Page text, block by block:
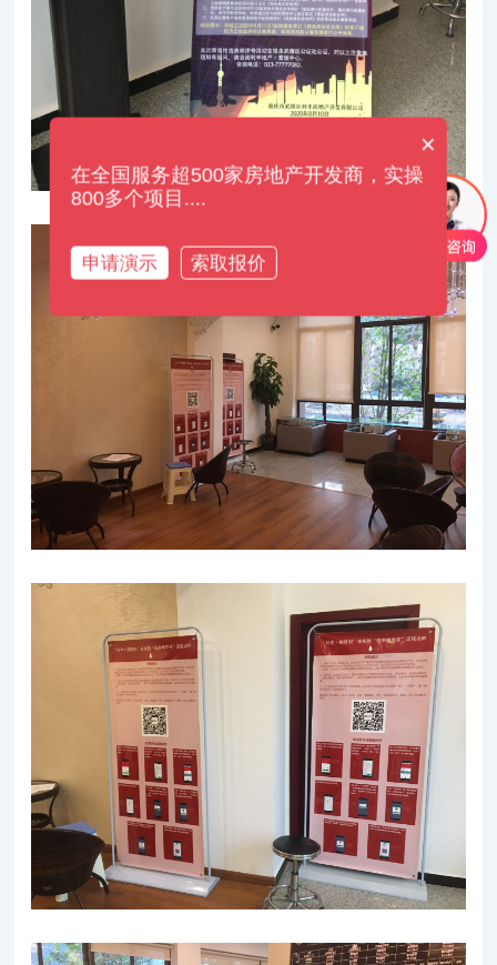
×
在全国服务超500家房地产开发商，实操
800多个项目....
申请演示 索取报价